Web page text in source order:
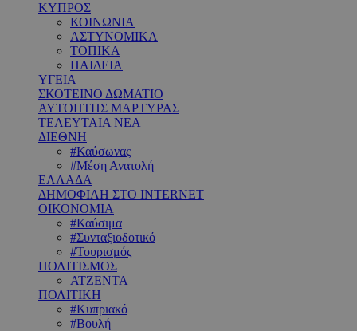
ΚΥΠΡΟΣ
ΚΟΙΝΩΝΙΑ
ΑΣΤΥΝΟΜΙΚΑ
ΤΟΠΙΚΑ
ΠΑΙΔΕΙΑ
ΥΓΕΙΑ
ΣΚΟΤΕΙΝΟ ΔΩΜΑΤΙΟ
ΑΥΤΟΠΤΗΣ ΜΑΡΤΥΡΑΣ
ΤΕΛΕΥΤΑΙΑ ΝΕΑ
ΔΙΕΘΝΗ
#Καύσωνας
#Μέση Ανατολή
ΕΛΛΑΔΑ
ΔΗΜΟΦΙΛΗ ΣΤΟ INTERNET
ΟΙΚΟΝΟΜΙΑ
#Καύσιμα
#Συνταξιοδοτικό
#Τουρισμός
ΠΟΛΙΤΙΣΜΟΣ
ΑΤΖΕΝΤΑ
ΠΟΛΙΤΙΚΗ
#Κυπριακό
#Βουλή